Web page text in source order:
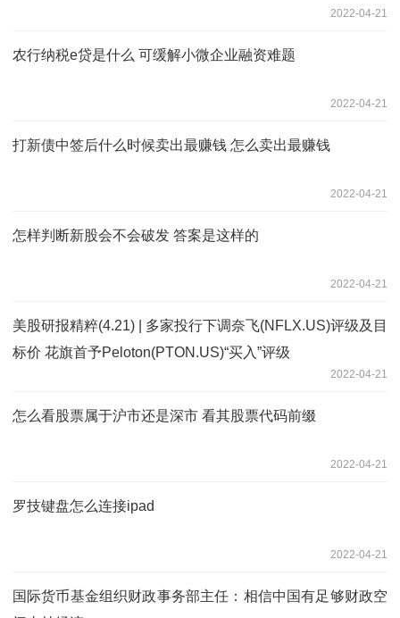
2022-04-21
农行纳税e贷是什么 可缓解小微企业融资难题
2022-04-21
打新债中签后什么时候卖出最赚钱 怎么卖出最赚钱
2022-04-21
怎样判断新股会不会破发 答案是这样的
2022-04-21
美股研报精粹(4.21) | 多家投行下调奈飞(NFLX.US)评级及目
标价 花旗首予Peloton(PTON.US)“买入”评级
2022-04-21
怎么看股票属于沪市还是深市 看其股票代码前缀
2022-04-21
罗技键盘怎么连接ipad
2022-04-21
国际货币基金组织财政事务部主任：相信中国有足够财政空